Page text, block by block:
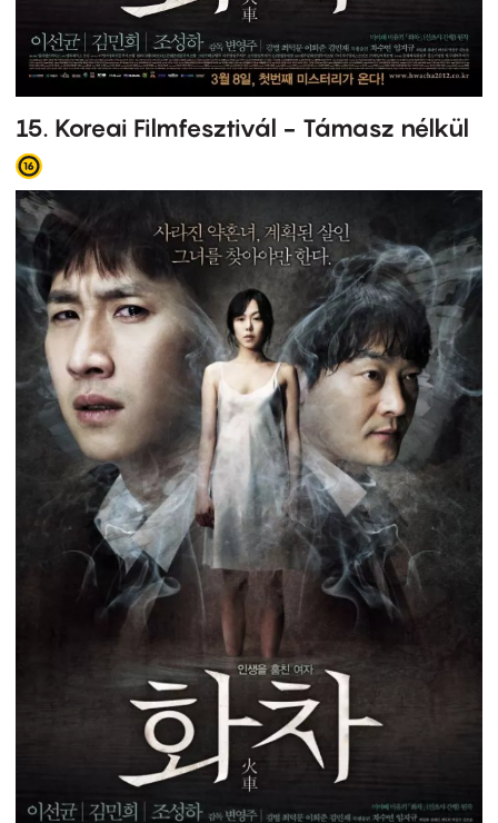
15. Koreai Filmfesztivál - Támasz nélkül